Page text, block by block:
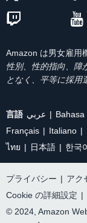
Amazon は男女雇用
性別、性的指向、障
となく、平等に採用
言語 عربي Bahasa
Français
Italiano
ไทย
日本語 한국
プライバシー | アク
Cookie の詳細設定 |
© 2024, Amazon